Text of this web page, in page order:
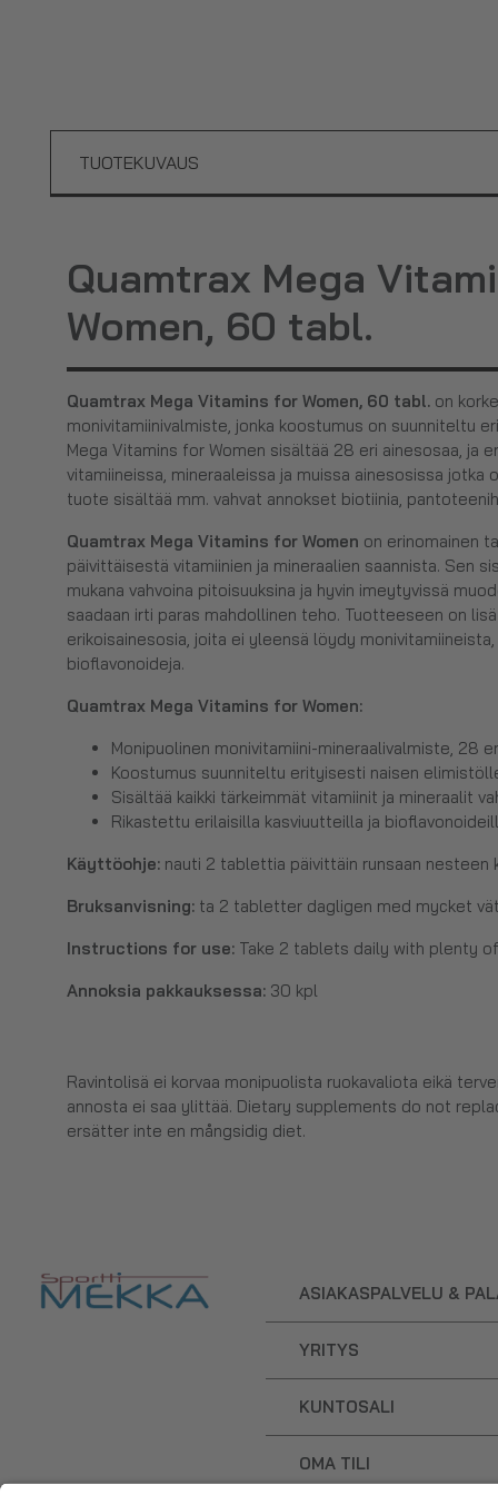
TUOTEKUVAUS
Quamtrax Mega
Women, 60 tabl.
Quamtrax Mega Vitamins for Women, 60 tabl. on
monivitamiinivalmiste, jonka koostumus on suunniteltu
Mega Vitamins for Women sisältää 28 eri ainesosaa, ja
vitamiineissa, mineraaleissa ja muissa ainesosissa jotka
tuote sisältää mm. vahvat annokset biotiinia,
Quamtrax Mega Vitamins for Women on erinomainen
päivittäisestä vitamiinien ja mineraalien saannista. Sen
mukana vahvoina pitoisuuksina ja hyvin imeytyvissä
saadaan irti paras mahdollinen teho. Tuotteeseen on
erikoisainesosia, joita ei yleensä löydy
bioflavonoideja.
Quamtrax Mega Vitamins for Women:
Monipuolinen monivitamiini-mineraalivalmiste, 28
Koostumus suunniteltu erityisesti naisen
Sisältää kaikki tärkeimmät vitamiinit ja mineraalit
Rikastettu erilaisilla kasviuutteilla ja
Käyttöohje: nauti 2 tablettia päivittäin runsaan nesteen
Bruksanvisning: ta 2 tabletter dagligen med mycket
Instructions for use: Take 2 tablets daily with plenty
Annoksia pakkauksessa: 30 kpl
Ravintolisä ei korvaa monipuolista ruokavaliota eikä
annosta ei saa ylittää. Dietary supplements do not
ersätter inte en mångsidig diet.
ASIAKASPALVELU &
YRITYS
KUNTOSALI
OMA TILI